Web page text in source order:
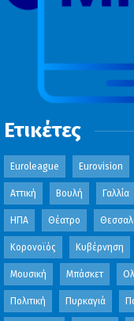
Ετικέτες
Euroleague Eurovision
Αττική Βουλή Γαλλία
ΗΠΑ Θέατρο
Κορονοϊός Κυβέρνηση
Μουσική Μπάσκετ
Πολιτική Πυρκαγιά